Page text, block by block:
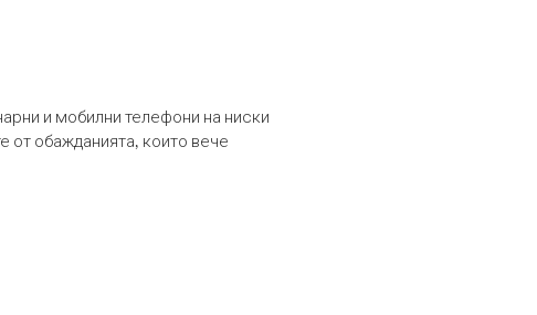
и мобилни телефони на ниски
от обажданията, които вече